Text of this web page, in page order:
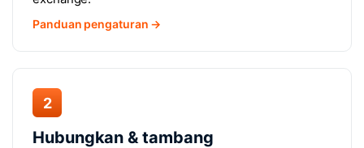
Panduan pengaturan →
2
Hubungkan & tambang